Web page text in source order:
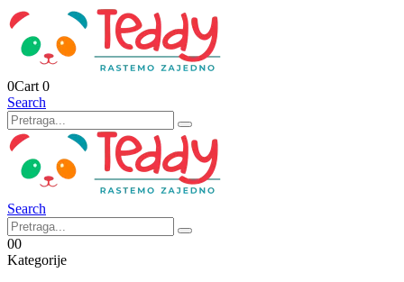
0Cart 0
Search
Search
00
Kategorije